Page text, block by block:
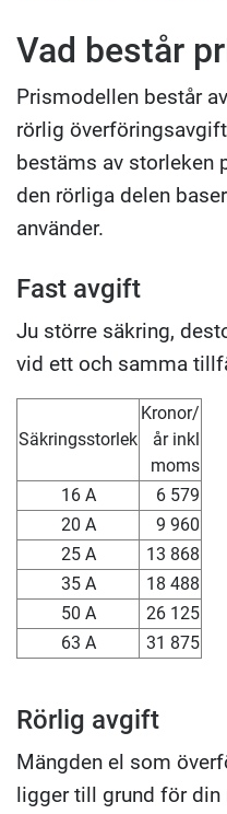
Vad består
Prismodellen består
rörlig
bestäms av storleken
den rörliga delen
använder.
Fast avgift
Ju större säkring,
vid ett och samma
Säkringsstorlek
Kronor/
år inkl
moms
16 A
6 579
20 A
9 960
25 A
13 868
35 A
18 488
50 A
26 125
63 A
31 875
Rörlig avgift
Mängden el som
ligger till grund för din